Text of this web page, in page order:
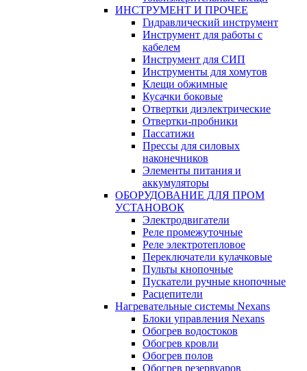
ИНСТРУМЕНТ И ПРОЧЕЕ
Гидравлический инструмент
Инструмент для работы с
кабелем
Инструмент для СИП
Инструменты для хомутов
Клещи обжимные
Кусачки боковые
Отвертки диэлектрические
Отвертки-пробники
Пассатижи
Прессы для силовых
наконечников
Элементы питания и
аккумуляторы
ОБОРУДОВАНИЕ ДЛЯ ПРОМ
УСТАНОВОК
Электродвигатели
Реле промежуточные
Реле электротепловое
Переключатели кулачковые
Пульты кнопочные
Пускатели ручные кнопочные
Расцепители
Нагревательные системы Nexans
Блоки управления Nexans
Обогрев водостоков
Обогрев кровли
Обогрев полов
Обогрев резервуаров